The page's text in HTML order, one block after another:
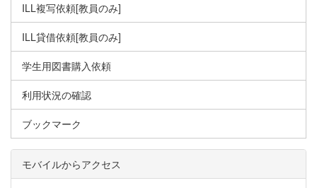
ILL複写依頼[教員のみ]
ILL貸借依頼[教員のみ]
学生用図書購入依頼
利用状況の確認
ブックマーク
モバイルからアクセス